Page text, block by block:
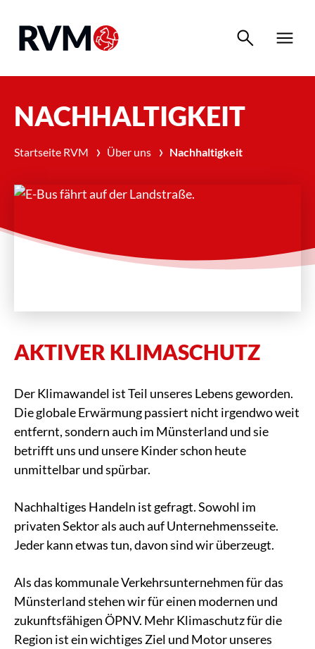
search menu
NACHHALTIGKEIT
Startseite RVM › Über uns › Nachhaltigkeit
AKTIVER KLIMASCHUTZ
Der Klimawandel ist Teil unseres Lebens geworden.
Die globale Erwärmung passiert nicht irgendwo weit
entfernt, sondern auch im Münsterland und sie
betrifft uns und unsere Kinder schon heute
unmittelbar und spürbar.
Nachhaltiges Handeln ist gefragt. Sowohl im
privaten Sektor als auch auf Unternehmensseite.
Jeder kann etwas tun, davon sind wir überzeugt.
Als das kommunale Verkehrsunternehmen für das
Münsterland stehen wir für einen modernen und
zukunftsfähigen ÖPNV. Mehr Klimaschutz für die
Region ist ein wichtiges Ziel und Motor unseres